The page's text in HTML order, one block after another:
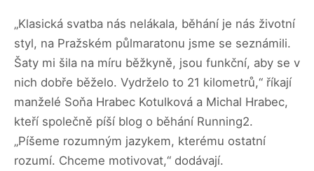
„Klasická svatba nás nelákala, běhání je nás životní
styl, na Pražském půlmaratonu jsme se seznámili.
Šaty mi šila na míru běžkyně, jsou funkční, aby se v
nich dobře běželo. Vydrželo to 21 kilometrů,“ říkají
manželé Soňa Hrabec Kotulková a Michal Hrabec,
kteří společně píší blog o běhání Running2.
„Píšeme rozumným jazykem, kterému ostatní
rozumí. Chceme motivovat,“ dodávají.